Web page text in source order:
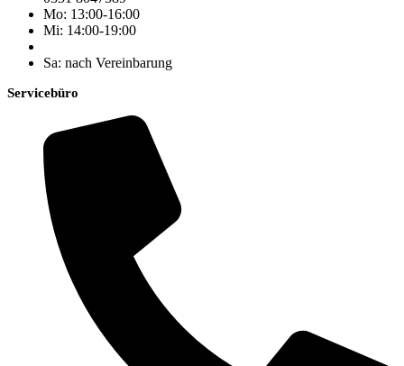
Mo: 13:00-16:00
Mi: 14:00-19:00
Sa: nach Vereinbarung
Servicebüro